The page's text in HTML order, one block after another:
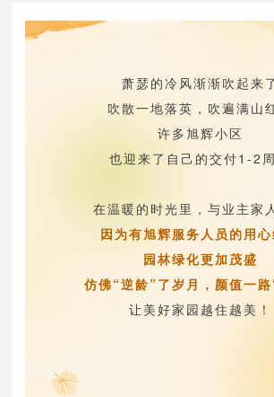
萧瑟的冷风渐渐吹起来
吹散一地落英，吹遍满山
许多旭辉小区
也迎来了自己的交付1-2
在温暖的时光里，与业主家
因为有旭辉服务人员的用
园林绿化更加茂盛
仿佛“逆龄”了岁月，颜值一
让美好家园越住越美！